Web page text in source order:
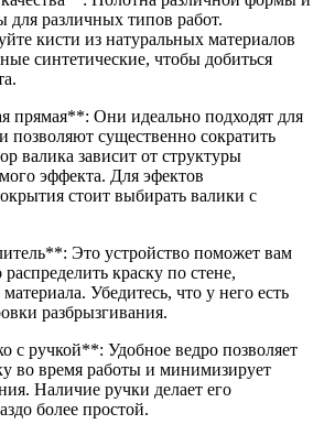
для различных типов работ.
кисти из натуральных материалов
синтетические, чтобы добиться
прямая**: Они идеально подходят для
позволяют существенно сократить
валика зависит от структуры
эффекта. Для эфектов
стоит выбирать валики с
Это устройство поможет вам
краску по стене,
Убедитесь, что у него есть
разбрызгивания.
с ручкой**: Удобное ведро позволяет
во время работы и минимизирует
Наличие ручки делает его
более простой.